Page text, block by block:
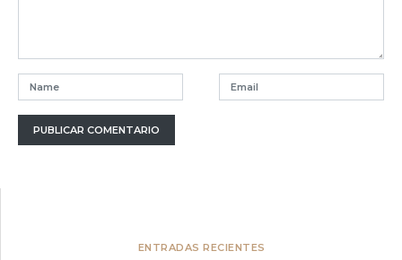
ENTRADAS RECIENTES